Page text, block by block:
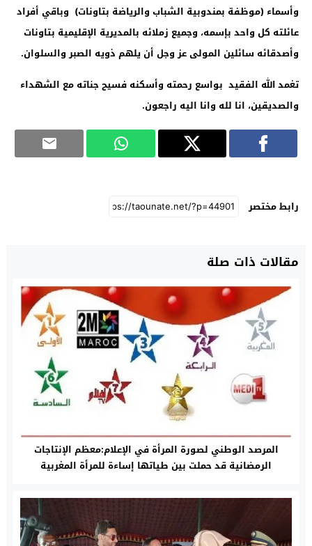
وأسماء (موظفة بمندوبية الشباب والرياضة بتاونات) وباقي أفراد
عائلته كل واحد بإسمه، وجميع زملائه بالمديرية الإقليمية بتاونات
وأصدقائه سائلين المولى عز وجل أن يلهم ذويه الصبر والسلوان.
تغمد الله الفقيد بواسع رحمته وأسكنه فسيح جناته مع الشهداء
والصديقين، انا لله وانا اليه راجعون.
رابط مختصر
مقالات ذات صلة
المرصد الوطني لصورة المرأة في الإعلام:معظم الإنتاجات
الرمضانية قد حملت بين طياتها إساءة للمرأة المغربية